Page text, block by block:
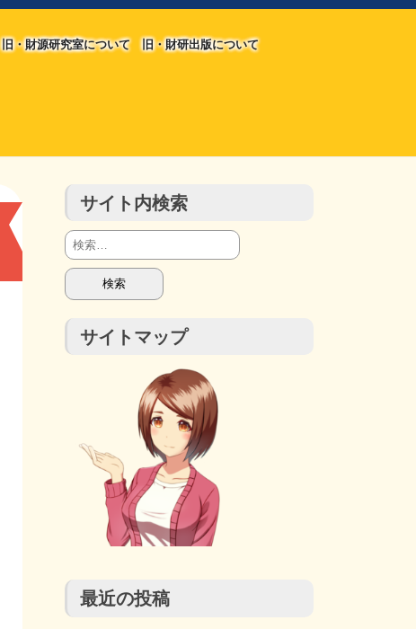
旧・財源研究室について 旧・財研出版について
サイト内検索
検
索:
サイトマップ
最近の投稿